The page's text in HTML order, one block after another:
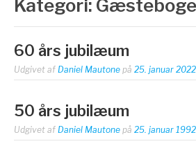
Kategori:
60 års jubilæum
Udgivet af Daniel Mautone på 25. januar 2022
50 års jubilæum
Udgivet af Daniel Mautone på 25. januar 1992